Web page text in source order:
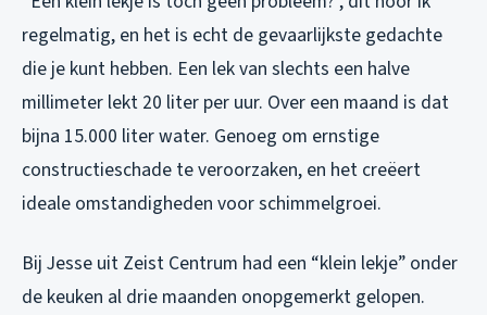
regelmatig, en het is echt de gevaarlijkste gedachte
die je kunt hebben. Een lek van slechts een halve
millimeter lekt 20 liter per uur. Over een maand is dat
bijna 15.000 liter water. Genoeg om ernstige
constructieschade te veroorzaken, en het creëert
ideale omstandigheden voor schimmelgroei.
Bij Jesse uit Zeist Centrum had een “klein lekje” onder
de keuken al drie maanden onopgemerkt gelopen.